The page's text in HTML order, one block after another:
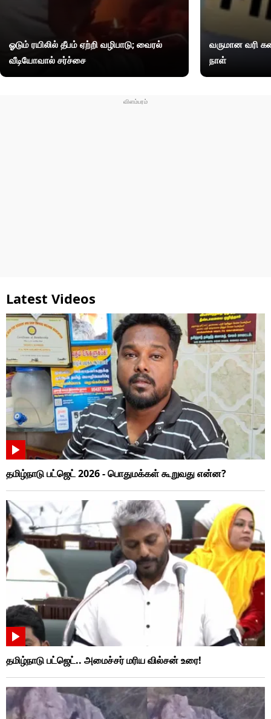
ஓடும் ரயிலில் தீபம் ஏற்றி வழிபாடு; வைரல்
வீடியோவால் சர்ச்சை
வருமான வரி
நாள்
Latest Videos
தமிழ்நாடு பட்ஜெட் 2026 - பொதுமக்கள் கூறுவது என்ன?
தமிழ்நாடு பட்ஜெட்.. அமைச்சர் மரிய வில்சன் உரை!